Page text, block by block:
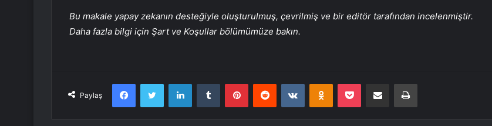
Bu makale yapay zekanın desteğiyle oluşturulmuş, çevrilmiş ve bir editör tarafından incelenmiştir.
Daha fazla bilgi için Şart ve Koşullar bölümümüze bakın.
Paylaş
FacebookTwitter LinkedInTumblr PinterestReddit VKontakteOdnoklassniki
Pocket E-Posta ile paylaş Yazdır